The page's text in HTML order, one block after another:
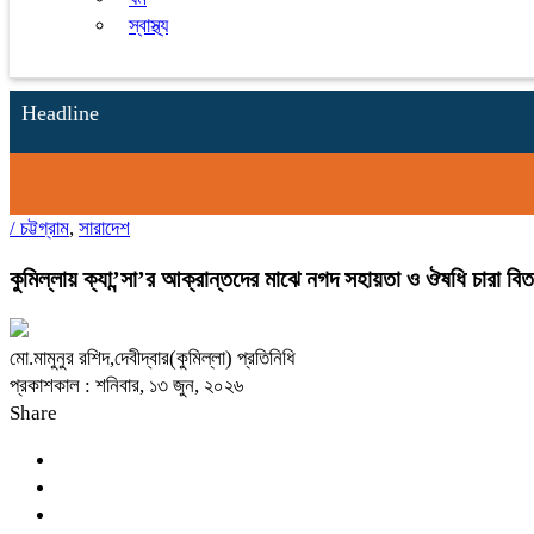
স্বাস্থ্য
Headline
/ চট্টগ্রাম, সারাদেশ
কুমিল্লায় ক্যা’ন্সা’র আক্রান্তদের মাঝে নগদ সহায়তা ও ঔষধি চারা
মো.মামুনুর রশিদ,দেবীদ্বার(কুমিল্লা) প্রতিনিধি
প্রকাশকাল : শনিবার, ১৩ জুন, ২০২৬
Share